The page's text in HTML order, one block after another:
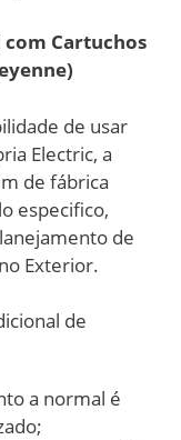
Cartuchos
de usar
Electric, a
de fábrica
especifico,
de
Exterior.
de
a normal é